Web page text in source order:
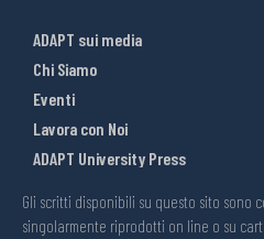
ADAPT sui media
Chi Siamo
Eventi
Lavora con Noi
ADAPT University Press
Gli scritti disponibili su questo sito sono
singolarmente riprodotti on line o su